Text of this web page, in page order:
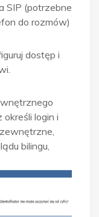
SIP (potrzebne
do rozmów)
dostęp i
określi login i
bilingu,